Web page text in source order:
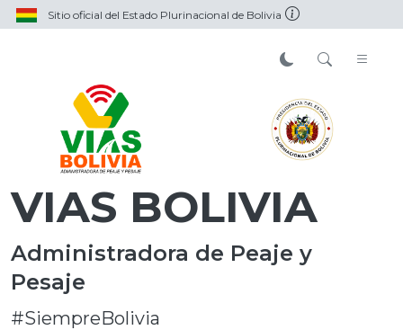
Sitio oficial del Estado Plurinacional de Bolivia
VIAS BOLIVIA
Administradora de Peaje y
Pesaje
#SiempreBolivia